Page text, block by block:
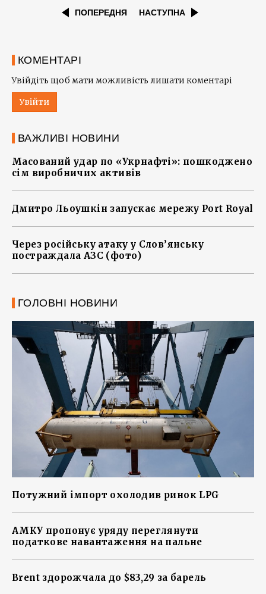
ПОПЕРЕДНЯ НАСТУПНА
КОМЕНТАРІ
Увійдіть щоб мати можливість лишати коментарі
Увійти
ВАЖЛИВІ НОВИНИ
Масований удар по «Укрнафті»: пошкоджено
сім виробничих активів
Дмитро Льоушкін запускає мережу Port Royal
Через російську атаку у Слов’янську
постраждала АЗС (фото)
ГОЛОВНІ НОВИНИ
Потужний імпорт охолодив ринок LPG
АМКУ пропонує уряду переглянути
податкове навантаження на пальне
Brent здорожчала до $83,29 за барель